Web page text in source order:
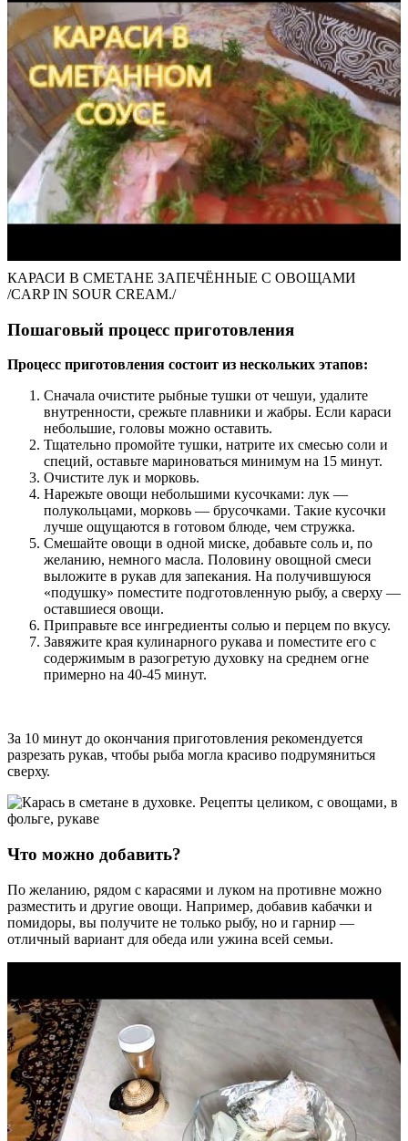
КАРАСИ В СМЕТАНЕ ЗАПЕЧЁННЫЕ С ОВОЩАМИ
/CARP IN SOUR CREAM./
Пошаговый процесс приготовления
Процесс приготовления состоит из нескольких этапов:
Сначала очистите рыбные тушки от чешуи, удалите
внутренности, срежьте плавники и жабры. Если караси
небольшие, головы можно оставить.
Тщательно промойте тушки, натрите их смесью соли и
специй, оставьте мариноваться минимум на 15 минут.
Очистите лук и морковь.
Нарежьте овощи небольшими кусочками: лук —
полукольцами, морковь — брусочками. Такие кусочки
лучше ощущаются в готовом блюде, чем стружка.
Смешайте овощи в одной миске, добавьте соль и, по
желанию, немного масла. Половину овощной смеси
выложите в рукав для запекания. На получившуюся
«подушку» поместите подготовленную рыбу, а сверху —
оставшиеся овощи.
Приправьте все ингредиенты солью и перцем по вкусу.
Завяжите края кулинарного рукава и поместите его с
содержимым в разогретую духовку на среднем огне
примерно на 40-45 минут.
За 10 минут до окончания приготовления рекомендуется
разрезать рукав, чтобы рыба могла красиво подрумяниться
сверху.
Что можно добавить?
По желанию, рядом с карасями и луком на противне можно
разместить и другие овощи. Например, добавив кабачки и
помидоры, вы получите не только рыбу, но и гарнир —
отличный вариант для обеда или ужина всей семьи.